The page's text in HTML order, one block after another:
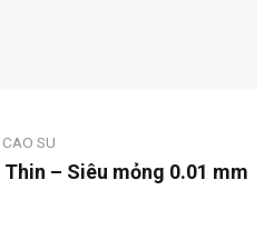
SU
– Siêu mỏng 0.01 mm